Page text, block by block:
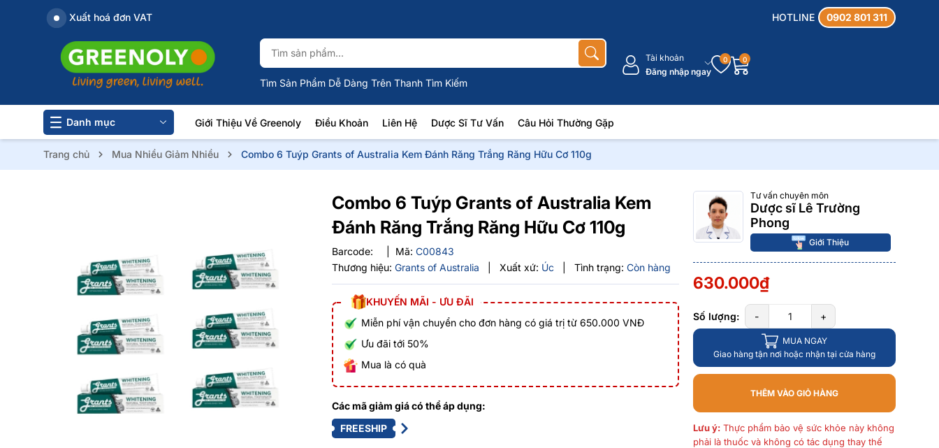
Xuất hoá đơn VAT HOTLINE 0902 801 311
Tìm Sản Phẩm Dễ Dàng Trên Thanh Tìm Kiếm
Tài khoản
Đăng nhập ngay
0 0
Danh mục Giới Thiệu Về Greenoly Điều Khoản Liên Hệ Dược Sĩ Tư Vấn Câu Hỏi Thường Gặp
Trang chủ Mua Nhiều Giảm Nhiều Combo 6 Tuýp Grants of Australia Kem Đánh Răng Trắng Răng Hữu Cơ 110g
Combo 6 Tuýp Grants of Australia Kem
Đánh Răng Trắng Răng Hữu Cơ 110g
Barcode: Mã:C00843
Thương hiệu: Grants of Australia Xuất xứ: Úc Tình trạng: Còn hàng
KHUYẾN MÃI - ƯU ĐÃI
Miễn phí vận chuyển cho đơn hàng có giá trị từ 650.000 VNĐ
Ưu đãi tới 50%
Mua là có quà
Các mã giảm giá có thể áp dụng:
FREESHIP
Tư vấn chuyên môn
Dược sĩ Lê Trường
Phong
Giới Thiệu
630.000₫
Số lượng: - +
MUA NGAY
Giao hàng tận nơi hoặc nhận tại cửa hàng
THÊM VÀO GIỎ HÀNG
Lưu ý:Thực phẩm bảo vệ sức khỏe này không
phải là thuốc và không có tác dụng thay thế